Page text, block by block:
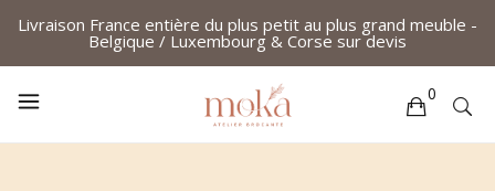
Livraison France entière du plus petit au plus grand meuble -
Belgique / Luxembourg & Corse sur devis
0